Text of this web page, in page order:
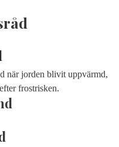
när jorden blivit uppvärmd,
frostrisken.